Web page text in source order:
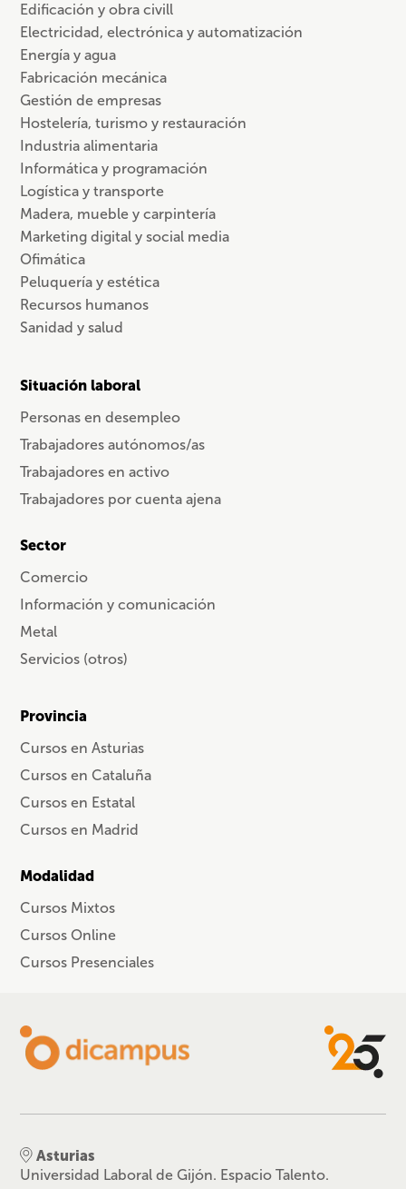
Edificación y obra civill
Electricidad, electrónica y automatización
Energía y agua
Fabricación mecánica
Gestión de empresas
Hostelería, turismo y restauración
Industria alimentaria
Informática y programación
Logística y transporte
Madera, mueble y carpintería
Marketing digital y social media
Ofimática
Peluquería y estética
Recursos humanos
Sanidad y salud
Situación laboral
Personas en desempleo
Trabajadores autónomos/as
Trabajadores en activo
Trabajadores por cuenta ajena
Sector
Comercio
Información y comunicación
Metal
Servicios (otros)
Provincia
Cursos en Asturias
Cursos en Cataluña
Cursos en Estatal
Cursos en Madrid
Modalidad
Cursos Mixtos
Cursos Online
Cursos Presenciales
Asturias
Universidad Laboral de Gijón. Espacio Talento.